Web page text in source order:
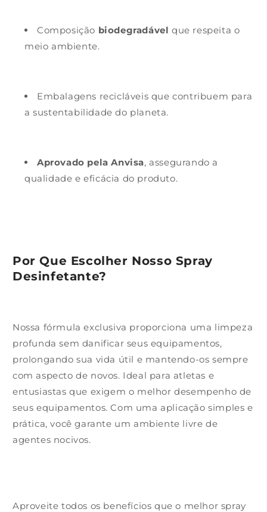
Composição biodegradável que respeita o
meio ambiente.
Embalagens recicláveis que contribuem para
a sustentabilidade do planeta.
Aprovado pela Anvisa, assegurando a
qualidade e eficácia do produto.
Por Que Escolher Nosso Spray
Desinfetante?
Nossa fórmula exclusiva proporciona uma limpeza
profunda sem danificar seus equipamentos,
prolongando sua vida útil e mantendo-os sempre
com aspecto de novos. Ideal para atletas e
entusiastas que exigem o melhor desempenho de
seus equipamentos. Com uma aplicação simples e
prática, você garante um ambiente livre de
agentes nocivos.
Aproveite todos os benefícios que o melhor spray